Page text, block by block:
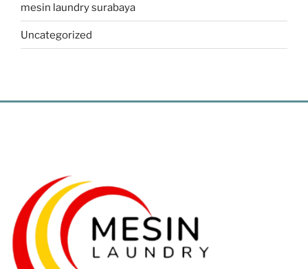
mesin laundry surabaya
Uncategorized